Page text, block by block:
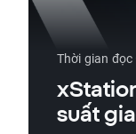
Thời gian đọc
suất